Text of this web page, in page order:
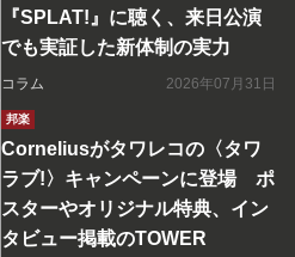
『SPLAT!』に聴く、来日公演
でも実証した新体制の実力
コラム 2026年07月31日
邦楽
Corneliusがタワレコの〈タワ
ラブ!〉キャンペーンに登場 ポ
スターやオリジナル特典、イン
タビュー掲載のTOWER